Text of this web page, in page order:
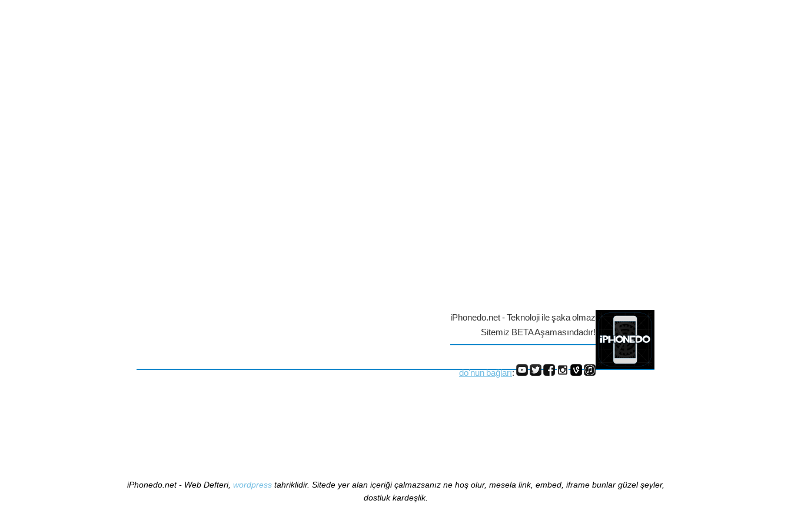
iPhonedo.net - Teknoloji ile şaka olmaz
Sitemiz BETA Aşamasındadır!
do'nun bağları:
iPhonedo.net - Web Defteri, wordpresstahriklidir. Sitede yer alan içeriği çalmazsanız ne hoş olur, mesela link, embed, iframe bunlar güzel şeyler,
dostluk kardeşlik.